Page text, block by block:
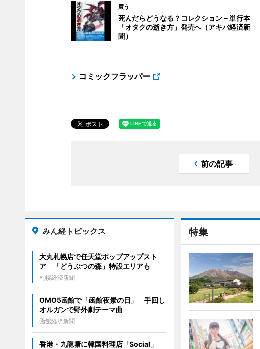
買う
死んだらどうなる？コレクション－単行本
「オタクの逝き方」発売へ（アキバ経済新
聞）
コミックフラッパー
前の記事
特集
みん経トピックス
大丸札幌店で任天堂ポップアップスト
ア 「どうぶつの森」特設エリアも
札幌経済新聞
OMO5函館で「函館夜景の日」 手回し
オルガンで野外劇テーマ曲
函館経済新聞
香港・九龍塘に韓国料理店「Social」